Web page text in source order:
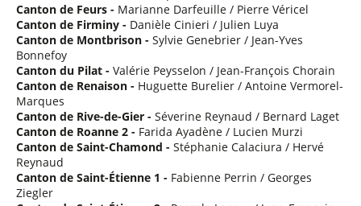
Canton de Feurs - Marianne Darfeuille / Pierre Véricel
Canton de Firminy - Danièle Cinieri / Julien Luya
Canton de Montbrison - Sylvie Genebrier / Jean-Yves
Bonnefoy
Canton du Pilat - Valérie Peysselon / Jean-François Chorain
Canton de Renaison - Huguette Burelier / Antoine Vermorel-
Marques
Canton de Rive-de-Gier - Séverine Reynaud / Bernard Laget
Canton de Roanne 2 - Farida Ayadène / Lucien Murzi
Canton de Saint-Chamond - Stéphanie Calaciura / Hervé
Reynaud
Canton de Saint-Étienne 1 - Fabienne Perrin / Georges
Ziegler